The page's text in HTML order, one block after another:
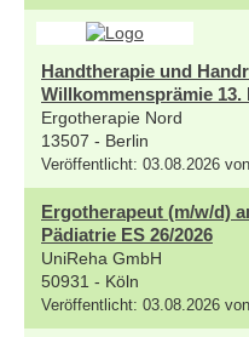
Handtherapie und
Willkommensprämie 13.
Ergotherapie Nord
13507 - Berlin
Veröffentlicht: 03.08.2026 von
Ergotherapeut (m/w/d)
Pädiatrie ES 26/2026
UniReha GmbH
50931 - Köln
Veröffentlicht: 03.08.2026 von